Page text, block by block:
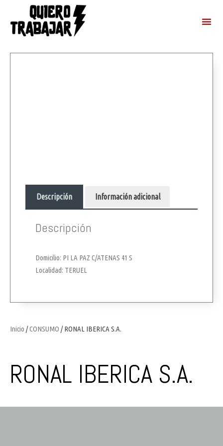
Inicio /CONSUMO / RONAL IBERICA S.A.
RONAL IBERICA S.A.
Descripción Información adicional
Descripción
Domicilio: PI LA PAZ C/ATENAS 41 S
Localidad: TERUEL